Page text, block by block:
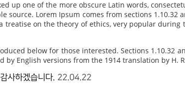
up one of the more obscure Latin words,
Lorem Ipsum comes from sections 1.10.32
treatise on the theory of ethics, very popular
below for those interested. Sections 1.10.32
English versions from the 1914 translation by H.
사하겠습니다. 22.04.22